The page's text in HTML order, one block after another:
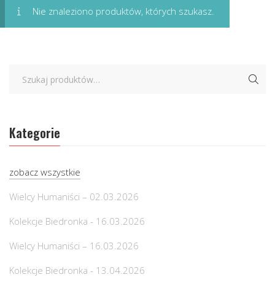
Nie znaleziono produktów, których szukasz.
Kategorie
zobacz wszystkie
Wielcy Humaniści – 02.03.2026
Kolekcje Biedronka - 16.03.2026
Wielcy Humaniści – 16.03.2026
Kolekcje Biedronka - 13.04.2026